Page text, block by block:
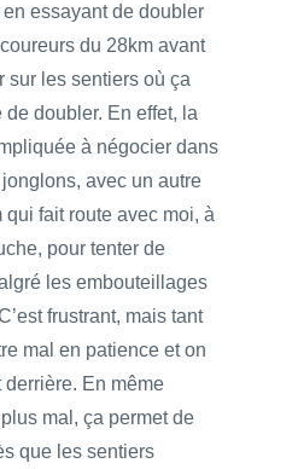
essayant de doubler
du 28km avant
sur les sentiers où ça
doubler. En effet, la
à négocier dans
avec un autre
qui fait route avec moi, à
pour tenter de
les embouteillages
frustrant, mais tant
mal en patience et on
En même
mal, ça permet de
que les sentiers